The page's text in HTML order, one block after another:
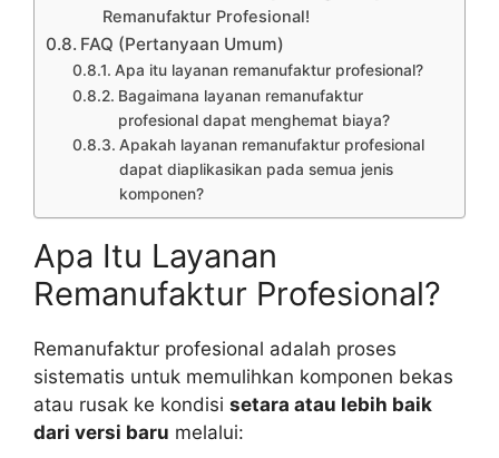
Remanufaktur Profesional!
FAQ (Pertanyaan Umum)
Apa itu layanan remanufaktur profesional?
Bagaimana layanan remanufaktur
profesional dapat menghemat biaya?
Apakah layanan remanufaktur profesional
dapat diaplikasikan pada semua jenis
komponen?
Apa Itu Layanan
Remanufaktur Profesional?
Remanufaktur profesional adalah proses
sistematis untuk memulihkan komponen bekas
atau rusak ke kondisi setara atau lebih baik
dari versi baru melalui: